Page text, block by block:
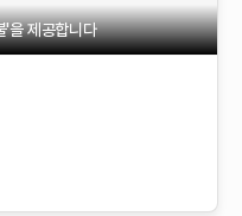
'을 제공합니다